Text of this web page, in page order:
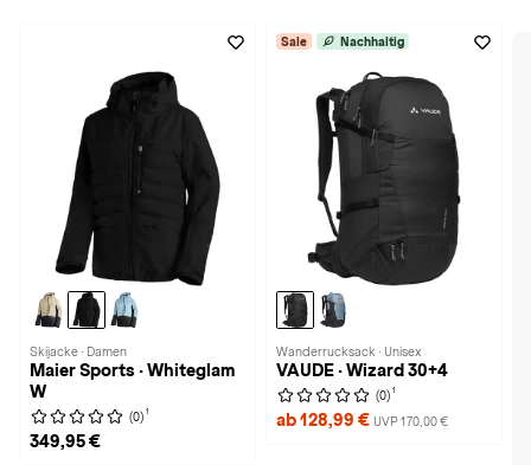
Skijacke · Damen
Maier Sports · Whiteglam
W
(0) 1
349,95 €
Sale Nachhaltig
Wanderrucksack · Unisex
VAUDE · Wizard 30+4
(0) 1
ab 128,99 € UVP 170,00 €